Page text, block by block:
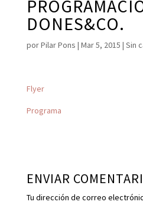
DONES&CO.
porPilar Pons | Mar 5, 2015 | Sin
Flyer
Programa
ENVIAR
Tu dirección de correo